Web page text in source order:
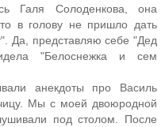
Галя Солоденкова, она
в голову не пришло дать
Да, представляю себе "Дед
"Белоснежка и сем
анекдоты про Василь
Мы с моей двоюродной
под столом. После